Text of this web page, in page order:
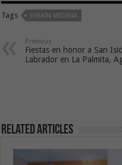
Tags EFRAÍN MEDINA
Previous
Fiestas en honor a San
Labrador en La Palmita,
Related Articles